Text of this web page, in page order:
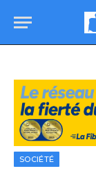
SOCIÉTÉ